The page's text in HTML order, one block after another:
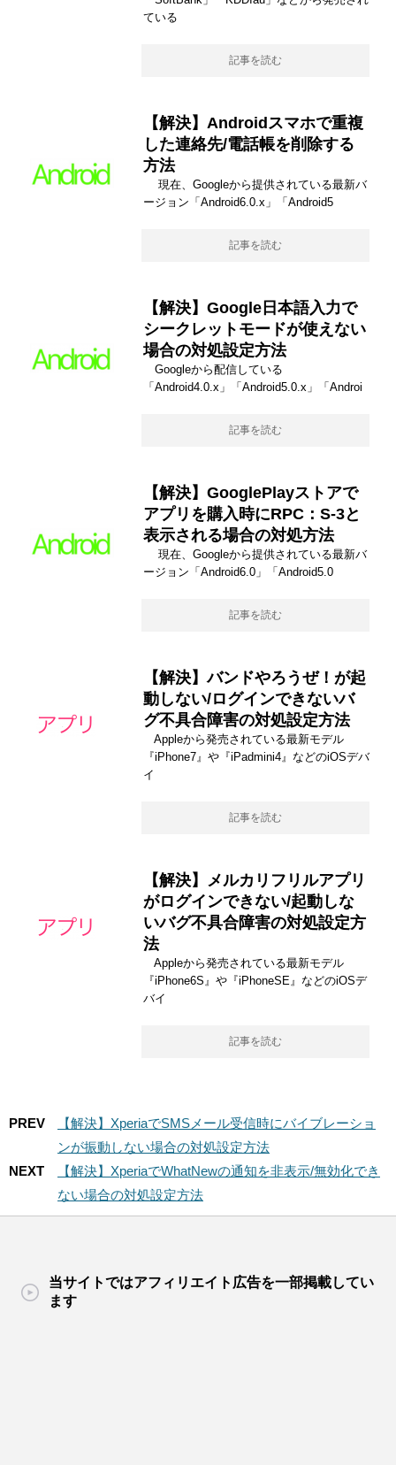
ている
記事を読む
【解決】Androidスマホで重複
した連絡先/電話帳を削除する
方法
現在、Googleから提供されている最新バ
ージョン「Android6.0.x」「Android5
記事を読む
【解決】Google日本語入力で
シークレットモードが使えない
場合の対処設定方法
Googleから配信している
「Android4.0.x」「Android5.0.x」「Androi
記事を読む
【解決】GooglePlayストアで
アプリを購入時にRPC：S-3と
表示される場合の対処方法
現在、Googleから提供されている最新バ
ージョン「Android6.0」「Android5.0
記事を読む
【解決】バンドやろうぜ！が起
動しない/ログインできないバ
グ不具合障害の対処設定方法
Appleから発売されている最新モデル
『iPhone7』や『iPadmini4』などのiOSデバ
イ
記事を読む
【解決】メルカリフリルアプリ
がログインできない/起動しな
いバグ不具合障害の対処設定方
法
Appleから発売されている最新モデル
『iPhone6S』や『iPhoneSE』などのiOSデ
バイ
記事を読む
PREV
【解決】XperiaでSMSメール受信時にバイブレーショ
ンが振動しない場合の対処設定方法
NEXT
【解決】XperiaでWhatNewの通知を非表示/無効化でき
ない場合の対処設定方法
当サイトではアフィリエイト広告を一部掲載してい
ます